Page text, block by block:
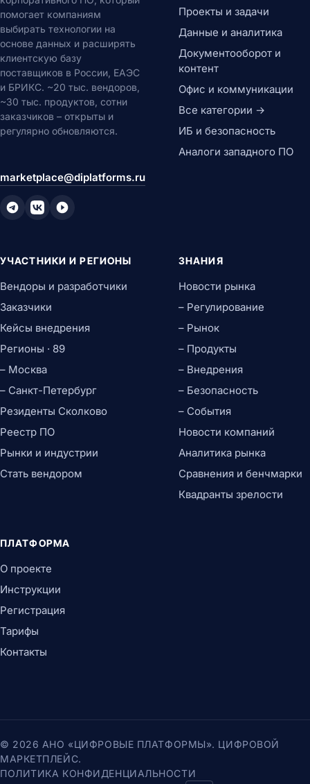
помогает компаниям
выбирать технологии на
основе данных и расширять
клиентскую базу
поставщиков в России, ЕАЭС
и БРИКС. ~20 тыс. вендоров,
~30 тыс. продуктов, сотни
заказчиков – открыты и
регулярно обновляются.
marketplace@diplatforms.ru
Проекты и задачи
Данные и аналитика
Документооборот и
контент
Офис и коммуникации
Все категории →
ИБ и безопасность
Аналоги западного ПО
УЧАСТНИКИ И РЕГИОНЫ
Вендоры и разработчики
Заказчики
Кейсы внедрения
Регионы · 89
– Москва
– Санкт-Петербург
Резиденты Сколково
Реестр ПО
Рынки и индустрии
Стать вендором
ЗНАНИЯ
Новости рынка
– Регулирование
– Рынок
– Продукты
– Внедрения
– Безопасность
– События
Новости компаний
Аналитика рынка
Сравнения и бенчмарки
Квадранты зрелости
ПЛАТФОРМА
О проекте
Инструкции
Регистрация
Тарифы
Контакты
© 2026 АНО «ЦИФРОВЫЕ ПЛАТФОРМЫ». ЦИФРОВОЙ
МАРКЕТПЛЕЙС.
ПОЛИТИКА КОНФИДЕНЦИАЛЬНОСТИ